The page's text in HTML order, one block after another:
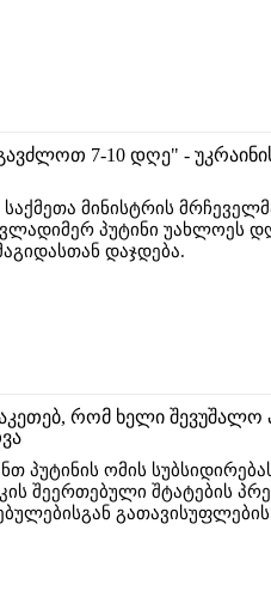
7-10 დღე" -
საქმეთა მინისტრის
პუტინი უახლოეს
დაჯდება.
რომ ხელი შევუშალო
პუტინის ომის
შეერთებული შტატების
გათავისუფლების